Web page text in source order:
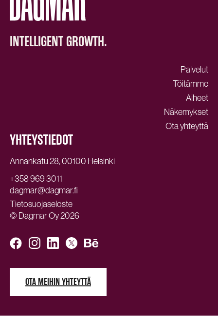
INTELLIGENT GROWTH.
Palvelut
Töitämme
Aiheet
Näkemykset
Ota yhteyttä
YHTEYSTIEDOT
Annankatu 28, 00100 Helsinki
+358 969 3011
dagmar@dagmar.fi
Tietosuojaseloste
© Dagmar Oy 2026
OTA MEIHIN YHTEYTTÄ